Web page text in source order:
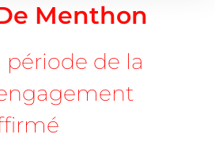
Menthon
période de la